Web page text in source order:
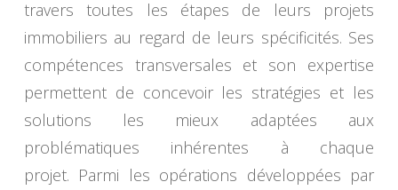
travers toutes les étapes de leurs projets
immobiliers au regard de leurs spécificités. Ses
compétences transversales et son expertise
permettent de concevoir les stratégies et les
solutions les mieux adaptées aux
problématiques inhérentes à chaque
projet. Parmi les opérations développées par